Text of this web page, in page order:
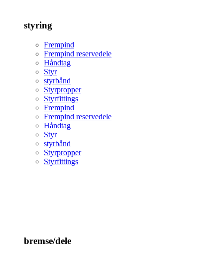
styring
Frempind
Frempind reservedele
Håndtag
Styr
styrbånd
Styrpropper
Styrfittings
Frempind
Frempind reservedele
Håndtag
Styr
styrbånd
Styrpropper
Styrfittings
bremse/dele